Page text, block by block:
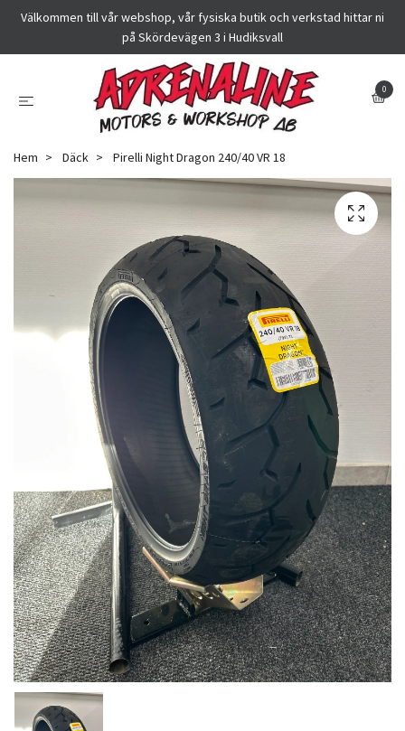
Välkommen till vår webshop, vår fysiska butik och verkstad hittar ni
på Skördevägen 3 i Hudiksvall
0
Hem Däck Pirelli Night Dragon 240/40 VR 18